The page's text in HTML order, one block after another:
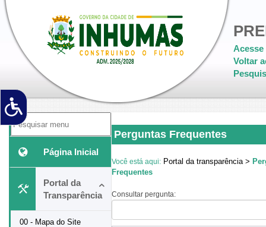
Acesse
Voltar
Página Inicial
Portal da
Transparência
00 - Mapa do Site
Perguntas Frequentes
Você está aqui: Portal da transparência >
Frequentes
Consultar pergunta: